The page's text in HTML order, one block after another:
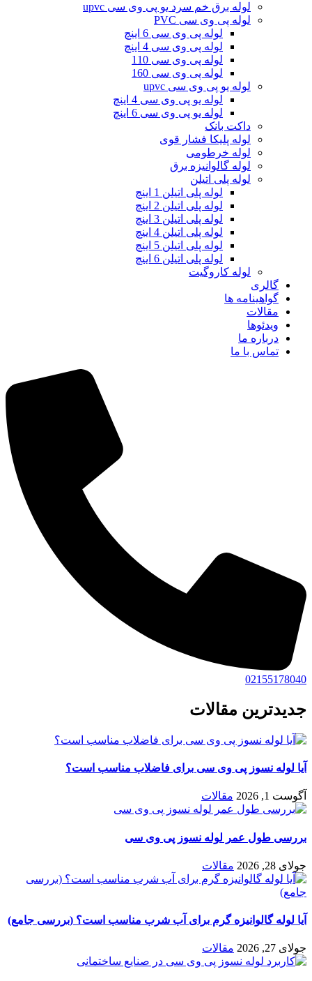
لوله برق خم سرد یو پی وی سی upvc
لوله پی وی سی PVC
لوله پی وی سی 6 اینچ
لوله پی وی سی 4 اینچ
لوله پی وی سی 110
لوله پی وی سی 160
لوله یو پی وی سی upvc
لوله یو پی وی سی 4 اینچ
لوله یو پی وی سی 6 اینچ
داکت بانک
لوله پلیکا فشار قوی
لوله خرطومی
لوله گالوانیزه برق
لوله پلی اتیلن
لوله پلی اتیلن 1 اینچ
لوله پلی اتیلن 2 اینچ
لوله پلی اتیلن 3 اینچ
لوله پلی اتیلن 4 اینچ
لوله پلی اتیلن 5 اینچ
لوله پلی اتیلن 6 اینچ
لوله کاروگیت
گالری
گواهینامه ها
مقالات
ویدئوها
درباره ما
تماس با ما
02155178040
جدیدترین مقالات
آیا لوله نسوز پی وی سی برای فاضلاب مناسب است؟
آگوست 1, 2026 مقالات
بررسی طول عمر لوله نسوز پی وی سی
جولای 28, 2026 مقالات
آیا لوله گالوانیزه گرم برای آب شرب مناسب است؟ (بررسی جامع)
جولای 27, 2026 مقالات